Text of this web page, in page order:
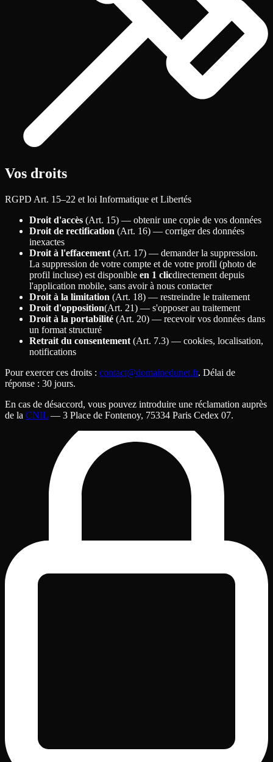
Vos droits
RGPD Art. 15–22 et loi Informatique et Libertés
Droit d'accès (Art. 15) — obtenir une copie de vos données
Droit de rectification (Art. 16) — corriger des données
inexactes
Droit à l'effacement (Art. 17) — demander la suppression.
La suppression de votre compte et de votre profil (photo de
profil incluse) est disponible en 1 clicdirectement depuis
l'application mobile, sans avoir à nous contacter
Droit à la limitation (Art. 18) — restreindre le traitement
Droit d'opposition(Art. 21) — s'opposer au traitement
Droit à la portabilité (Art. 20) — recevoir vos données dans
un format structuré
Retrait du consentement (Art. 7.3) — cookies, localisation,
notifications
Pour exercer ces droits : contact@domainedunet.fr. Délai de
réponse : 30 jours.
En cas de désaccord, vous pouvez introduire une réclamation auprès
de la CNIL — 3 Place de Fontenoy, 75334 Paris Cedex 07.